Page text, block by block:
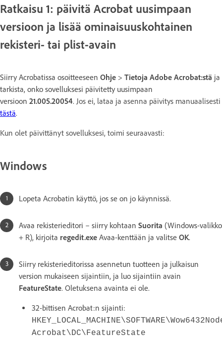
Ratkaisu 1: päivitä Acrobat uusimpaan
versioon ja lisää ominaisuuskohtainen
rekisteri- tai plist-avain
Siirry Acrobatissa osoitteeseen Ohje > Tietoja Adobe Acrobat:stä ja
tarkista, onko sovelluksesi päivitetty uusimpaan
versioon 21.005.20054. Jos ei, lataa ja asenna päivitys manuaalisesti
tästä.
Kun olet päivittänyt sovelluksesi, toimi seuraavasti:
Windows
Lopeta Acrobatin käyttö, jos se on jo käynnissä.
Avaa rekisterieditori – siirry kohtaan Suorita (Windows-valikko
+ R), kirjoita regedit.exe Avaa-kenttään ja valitse OK.
Siirry rekisterieditorissa asennetun tuotteen ja julkaisun
version mukaiseen sijaintiin, ja luo sijaintiin avain
FeatureState. Oletuksena avainta ei ole.
32-bittisen Acrobat:n sijainti:
Acrobat\DC\FeatureState